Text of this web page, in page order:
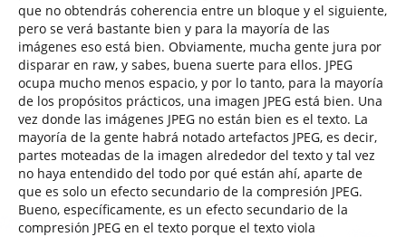
que no obtendrás coherencia entre un bloque y el siguiente,
pero se verá bastante bien y para la mayoría de las
imágenes eso está bien. Obviamente, mucha gente jura por
disparar en raw, y sabes, buena suerte para ellos. JPEG
ocupa mucho menos espacio, y por lo tanto, para la mayoría
de los propósitos prácticos, una imagen JPEG está bien. Una
vez donde las imágenes JPEG no están bien es el texto. La
mayoría de la gente habrá notado artefactos JPEG, es decir,
partes moteadas de la imagen alrededor del texto y tal vez
no haya entendido del todo por qué están ahí, aparte de
que es solo un efecto secundario de la compresión JPEG.
Bueno, específicamente, es un efecto secundario de la
compresión JPEG en el texto porque el texto viola